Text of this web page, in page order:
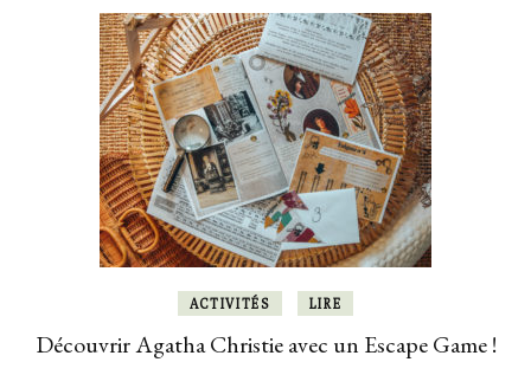
ACTIVITÉS LIRE
Découvrir Agatha Christie avec un Escape Game !